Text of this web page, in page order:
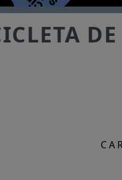
C A